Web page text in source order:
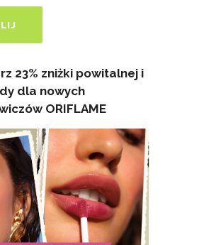
23% zniżki powitalnej i
dla nowych
ORIFLAME